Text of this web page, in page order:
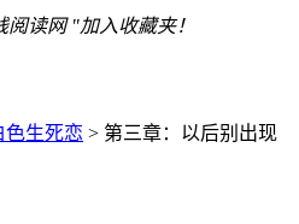
读网 "加入收藏夹！
色生死恋 > 第三章：以后别出现